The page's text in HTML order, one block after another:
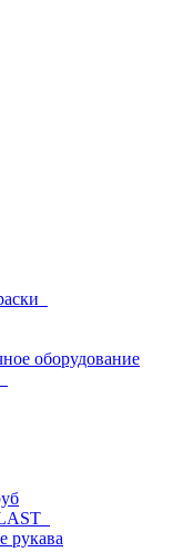
оборудование
рукава